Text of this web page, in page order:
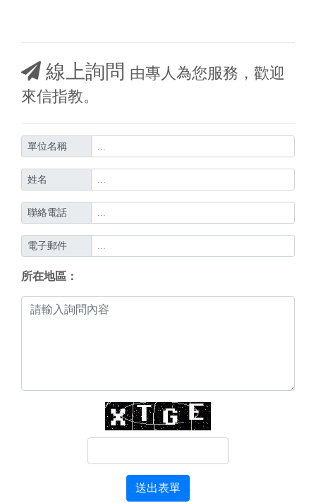
線上詢問 由專人為您服務，歡迎
來信指教。
單位名稱
姓名
聯絡電話
電子郵件
所在地區：
送出表單